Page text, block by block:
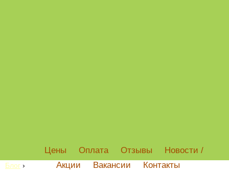
Цены Оплата Отзывы
Новости /
Акции
Вакансии Контакты
Блог ›